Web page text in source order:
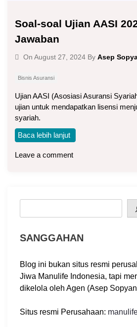
Soal-soal Ujian AASI
Jawaban
On August 27, 2024 By Asep
Bisnis Asuransi
Ujian AASI (Asosiasi Asuransi
ujian untuk mendapatkan lisensi
syariah.
Baca lebih lanjut
Leave a comment
SANGGAHAN
Blog ini bukan situs resmi
Jiwa Manulife Indonesia, tapi
dikelola oleh Agen (Asep
Situs resmi Perusahaan: